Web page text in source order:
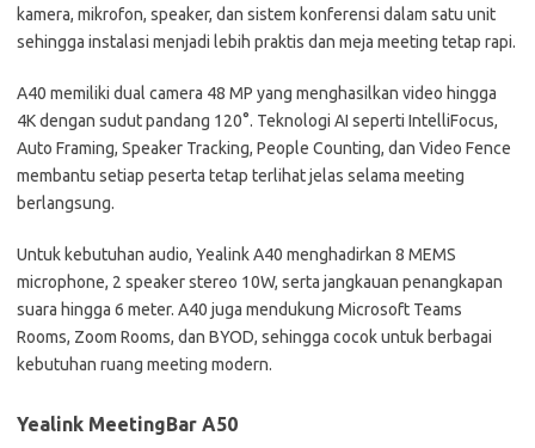
kamera, mikrofon, speaker, dan sistem konferensi dalam satu unit
sehingga instalasi menjadi lebih praktis dan meja meeting tetap rapi.
A40 memiliki dual camera 48 MP yang menghasilkan video hingga
4K dengan sudut pandang 120°. Teknologi AI seperti IntelliFocus,
Auto Framing, Speaker Tracking, People Counting, dan Video Fence
membantu setiap peserta tetap terlihat jelas selama meeting
berlangsung.
Untuk kebutuhan audio, Yealink A40 menghadirkan 8 MEMS
microphone, 2 speaker stereo 10W, serta jangkauan penangkapan
suara hingga 6 meter. A40 juga mendukung Microsoft Teams
Rooms, Zoom Rooms, dan BYOD, sehingga cocok untuk berbagai
kebutuhan ruang meeting modern.
Yealink MeetingBar A50